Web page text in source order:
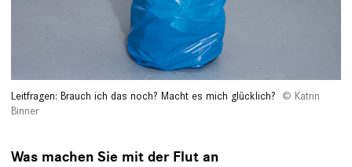
Leitfragen: Brauch ich das noch? Macht es mich glücklich?
Katrin
Binner
Was machen Sie mit der Flut an